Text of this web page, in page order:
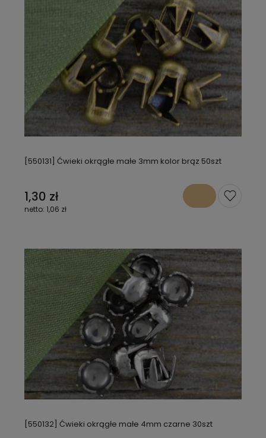
[550131] Ćwieki okrągłe małe 3mm kolor brąz 50szt
1,30 zł
1,06 zł
[550132] Ćwieki okrągłe małe 4mm czarne 30szt